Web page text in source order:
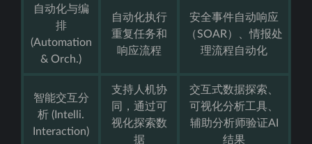
自动化与编
排
(Automation
& Orch.)
自动化执行
重复任务和
响应流程
安全事件自动响应
（SOAR）、情报处
理流程自动化
智能交互分
析 (Intelli.
Interaction)
支持人机协
同，通过可
视化探索数
据
交互式数据探索、
可视化分析工具、
辅助分析师验证AI
结果